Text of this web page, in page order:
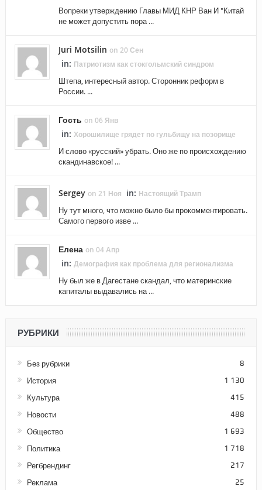
Вопреки утверждению Главы МИД КНР Ван И "Китай
не может допустить пора ...
Juri Motsilin on 20 Сен
in: Патриотизм как стокгольмский синдром
Штепа, интересный автор. Сторонник реформ в
России. ...
Гость on 06 Янв
in: Хорошилище грядет по гульбищу на позорище
И слово «русский» убрать. Оно же по происхождению
скандинавское! ...
Sergey on 21 Ноя in: Настоящий Трамп
Ну тут много, что можно было бы прокомментировать.
Самого первого изве ...
Елена on 04 Апр
in: Демография как проблема для регионализма
Ну был же в Дагестане скандал, что материнские
капиталы выдавались на ...
РУБРИКИ
Без рубрики 8
История 1 130
Культура 415
Новости 488
Общество 1 693
Политика 1 718
Регбрендинг 217
Реклама 25